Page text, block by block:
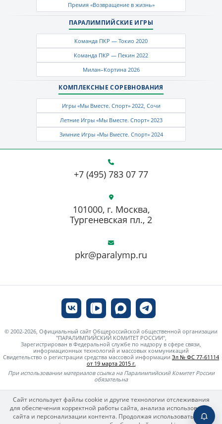
Премия «Возвращение в жизнь»
ПАРАЛИМПИЙСКИЕ ИГРЫ
Команда ПКР — Токио 2020
Команда ПКР — Пекин 2022
Милан–Кортина 2026
КОМПЛЕКСНЫЕ СОРЕВНОВАНИЯ
Игры «Мы Вместе. Спорт» 2022, Сочи
Летние Игры «Мы Вместе. Спорт» 2023
Зимние Игры «Мы Вместе. Спорт» 2024
+7 (495) 783 07 77
pkr@paralymp.ru
101000, г. Москва,
Тургеневская пл., 2
© 2002-2026, Официальный сайт Общероссийской общественной организации
"ПАРАЛИМПИЙСКИЙ КОМИТЕТ РОССИИ",
Зарегистрирован в Федеральной службе по надзору в сфере связи,
информационных технологий и массовых коммуникаций
Свидетельство о регистрации средства массовой информации Эл № ФС 77-61114
от 19 марта 2015 г.
При использовании материалов ссылка на Паралимпийский Комитет России
обязательна
Сайт использует файлы cookie и другие технологии отслеживания
для обеспечения корректной работы сайта, анализа использования
сайта и персонализации контента. Продолжая использовать сайт,